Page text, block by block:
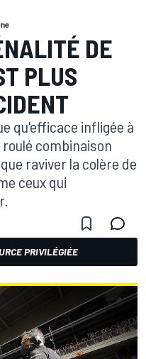
DE
PLUS
qu'efficace infligée à
combinaison
raviver la colère de
ceux qui
PRIVILÉGIÉE